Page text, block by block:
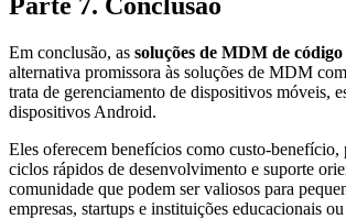
Em conclusão, as soluções de MDM de
alternativa promissora às soluções de MDM
trata de gerenciamento de dispositivos móveis,
dispositivos Android.
Eles oferecem benefícios como custo-benefício,
ciclos rápidos de desenvolvimento e suporte
comunidade que podem ser valiosos para
empresas, startups e instituições educacionais